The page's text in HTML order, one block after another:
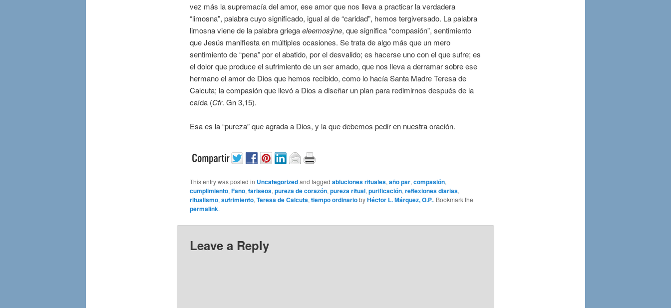
vez más la supremacía del amor, ese amor que nos lleva a practicar la verdadera
“limosna”, palabra cuyo significado, igual al de “caridad”, hemos tergiversado. La palabra
limosna viene de la palabra griegaeleemosýne, que significa “compasión”, sentimiento
que Jesús manifiesta en múltiples ocasiones. Se trata de algo más que un mero
sentimiento de “pena” por el abatido, por el desvalido; es hacerse uno con el que sufre; es
el dolor que produce el sufrimiento de un ser amado, que nos lleva a derramar sobre ese
hermano el amor de Dios que hemos recibido, como lo hacía Santa Madre Teresa de
Calcuta; la compasión que llevó a Dios a diseñar un plan para redimirnos después de la
caída (Cfr. Gn 3,15).
Esa es la “pureza” que agrada a Dios, y la que debemos pedir en nuestra oración.
This entry was posted in Uncategorizedand tagged abluciones rituales, año par, compasión,
cumplimiento, Fano, fariseos, pureza de corazón, pureza ritual, purificación, reflexiones diarias,
ritualismo, sufrimiento, Teresa de Calcuta, tiempo ordinariobyHéctor L. Márquez, O.P.. Bookmark the
permalink.
Leave a Reply